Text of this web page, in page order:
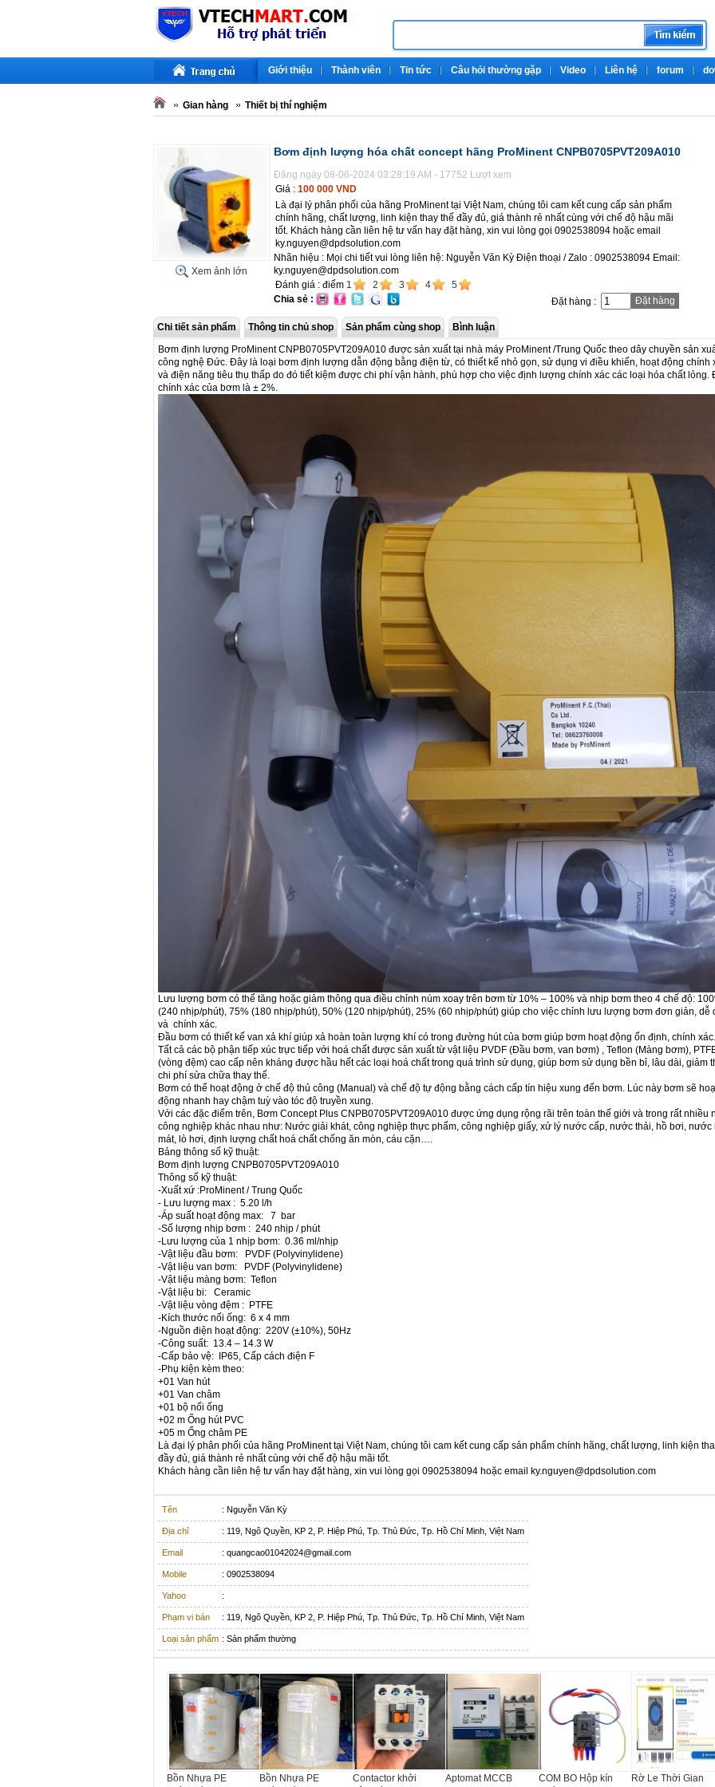
Giới thiệu Thành viên Tin tức Câu hỏi thường gặp Video Liên hệ forum
Gian hàng Thiết bị thí nghiệm
Xem ảnh lớn
Bơm định lượng hóa chất concept hãng ProMinent CNPB0705PVT209A010
Đăng ngày 08-06-2024 03:28:19 AM - 17752 Lượt xem
Giá : 100 000 VND
Là đại lý phân phối của hãng ProMinent tại Việt Nam, chúng tôi cam kết cung cấp sản phẩm
chính hãng, chất lượng, linh kiện thay thế đầy đủ, giá thành rẻ nhất cùng với chế độ hậu mãi
tốt. Khách hàng cần liên hệ tư vấn hay đặt hàng, xin vui lòng gọi 0902538094 hoặc email
ky.nguyen@dpdsolution.com
Nhãn hiệu : Mọi chi tiết vui lòng liên hệ: Nguyễn Văn Kỳ Điện thoại / Zalo : 0902538094 Email:
ky.nguyen@dpdsolution.com
Đánh giá : điểm 1 2 3 4
5
Chia sẻ :
Đặt hàng : Đặt hàng
Chi tiết sản phẩm Thông tin chủ shop Sản phẩm cùng shop
Bình luận
Bơm định lượng ProMinent CNPB0705PVT209A010 được sản xuất tại nhà máy ProMinent /Trung Quốc theo dây chuyền sản
công nghệ Đức. Đây là loại bơm định lượng dẫn động bằng điện từ, có thiết kế nhỏ gọn, sử dụng vi điều khiển, hoạt động chính
và điện năng tiêu thụ thấp do đó tiết kiệm được chi phí vận hành, phù hợp cho việc định lượng chính xác các loại hóa chất lỏng.
chính xác của bơm là ± 2%.
Lưu lượng bơm có thể tăng hoặc giảm thông qua điều chỉnh núm xoay trên bơm từ 10% – 100% và nhịp bơm theo 4 chế độ:
(240 nhịp/phút), 75% (180 nhịp/phút), 50% (120 nhịp/phút), 25% (60 nhịp/phút) giúp cho việc chỉnh lưu lượng bơm đơn giản, dễ
và chính xác.
Đầu bơm có thiết kế van xả khí giúp xả hoàn toàn lượng khí có trong đường hút của bơm giúp bơm hoạt động ổn định, chính xác.
Tất cả các bộ phận tiếp xúc trực tiếp với hoá chất được sản xuất từ vật liệu PVDF (Đầu bơm, van bơm) , Teflon (Màng bơm),
(vòng đệm) cao cấp nên kháng được hầu hết các loại hoá chất trong quá trình sử dụng, giúp bơm sử dụng bền bỉ, lâu dài, giảm
chi phí sửa chữa thay thế.
Bơm có thể hoạt động ở chế độ thủ công (Manual) và chế độ tự động bằng cách cấp tín hiệu xung đến bơm. Lúc này bơm sẽ
động nhanh hay chậm tuỳ vào tóc độ truyền xung.
Với các đặc điểm trên, Bơm Concept Plus CNPB0705PVT209A010 được ứng dụng rộng rãi trên toàn thế giới và trong rất nhiều
công nghiệp khác nhau như: Nước giải khát, công nghiệp thực phẩm, công nghiệp giấy, xử lý nước cấp, nước thải, hồ bơi, nước
mát, lò hơi, định lượng chất hoá chất chống ăn mòn, cáu cặn….
Bảng thông số kỹ thuật:
Bơm định lượng CNPB0705PVT209A010
Thông số kỹ thuật:
-Xuất xứ :ProMinent / Trung Quốc
- Lưu lượng max : 5.20 l/h
-Áp suất hoạt động max: 7 bar
-Số lượng nhịp bơm : 240 nhịp / phút
-Lưu lượng của 1 nhịp bơm: 0.36 ml/nhịp
-Vật liệu đầu bơm: PVDF (Polyvinylidene)
-Vật liệu van bơm: PVDF (Polyvinylidene)
-Vật liệu màng bơm: Teflon
-Vật liệu bi: Ceramic
-Vật liệu vòng đệm : PTFE
-Kích thước nối ống: 6 x 4 mm
-Nguồn điện hoạt động: 220V (±10%), 50Hz
-Công suất: 13.4 – 14.3 W
-Cấp bảo vệ: IP65, Cấp cách điện F
-Phụ kiện kèm theo:
+01 Van hút
+01 Van châm
+01 bộ nối ống
+02 m Ống hút PVC
+05 m Ống châm PE
Là đại lý phân phối của hãng ProMinent tại Việt Nam, chúng tôi cam kết cung cấp sản phẩm chính hãng, chất lượng, linh kiện
đầy đủ, giá thành rẻ nhất cùng với chế độ hậu mãi tốt.
Khách hàng cần liên hệ tư vấn hay đặt hàng, xin vui lòng gọi 0902538094 hoặc email ky.nguyen@dpdsolution.com
Tên : Nguyễn Văn Kỳ
Địa chỉ : 119, Ngô Quyền, KP 2, P. Hiệp Phú, Tp. Thủ Đức, Tp. Hồ Chí Minh, Việt Nam
Email : quangcao01042024@gmail.com
Mobile : 0902538094
Yahoo :
Phạm vi bán : 119, Ngô Quyền, KP 2, P. Hiệp Phú, Tp. Thủ Đức, Tp. Hồ Chí Minh, Việt Nam
Loại sản phẩm : Sản phẩm thường
Bồn Nhựa PE
Bồn Nhựa PE
Contactor khởi
Aptomat MCCB
COM BO Hộp kín
Rờ Le Thời Gian